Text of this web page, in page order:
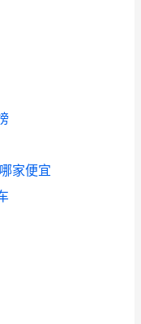
家便宜